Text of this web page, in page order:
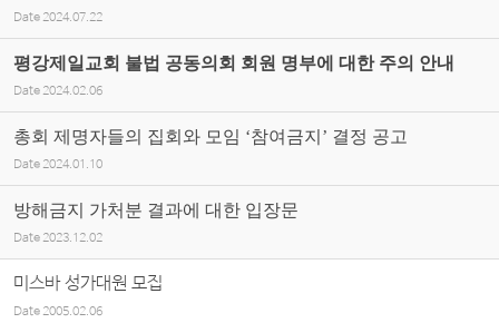
Date 2024.07.22
평강제일교회 불법 공동의회 회원 명부에 대한 주의 안내
Date 2024.02.06
총회 제명자들의 집회와 모임 ‘참여금지’ 결정 공고
Date 2024.01.10
방해금지 가처분 결과에 대한 입장문
Date 2023.12.02
미스바 성가대원 모집
Date2005.02.06